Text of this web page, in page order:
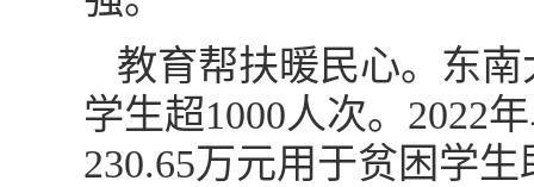
教育帮扶暖民心。东
学生超1000人次。2022
230.65万元用于贫困学